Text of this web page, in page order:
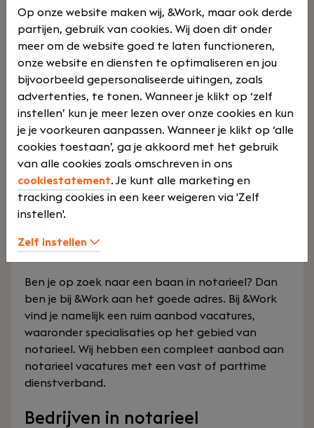
belangrijke pijlers in onze dienstverlening. We
hebben als kantoor mooie ambities vastgesteld
voor de komende jaren en bouwen deze takken
graag verder uit. Daarom zijn we op zoek naar een
kandidaat notaris die deze ambitie met ons deelt.
Je komt te werken bij een ambitieuze organisatie
waar je samen met jouw team verantwoordelijk
bent voor de dossiers. In overleg met jou kiezen
we het vakgebied waarin jij je wilt ontwikkelen.
Lees verder>
2 vacatures gevonden in de
functiegroep notarieel
Ben je op zoek naar een baan in notarieel? Dan
ben je bij &Work aan het goede adres. Bij &Work
vind je namelijk een ruim aanbod vacatures,
waaronder specialisaties op het gebied van
notarieel. Wij hebben een compleet aanbod aan
notarieel vacatures met een vast of parttime
dienstverband.
Bedrijven in notarieel
Op onze website maken wij, &Work, maar ook derde
partijen, gebruik van cookies. Wij doen dit onder
meer om de website goed te laten functioneren,
onze website en diensten te optimaliseren en jou
bijvoorbeeld gepersonaliseerde uitingen, zoals
advertenties, te tonen. Wanneer je klikt op ‘zelf
instellen’ kun je meer lezen over onze cookies en kun
je je voorkeuren aanpassen. Wanneer je klikt op ‘alle
cookies toestaan’, ga je akkoord met het gebruik
van alle cookies zoals omschreven in ons
cookiestatement. Je kunt alle marketing en
tracking cookies in een keer weigeren via 'Zelf
instellen'.
Zelf instellen